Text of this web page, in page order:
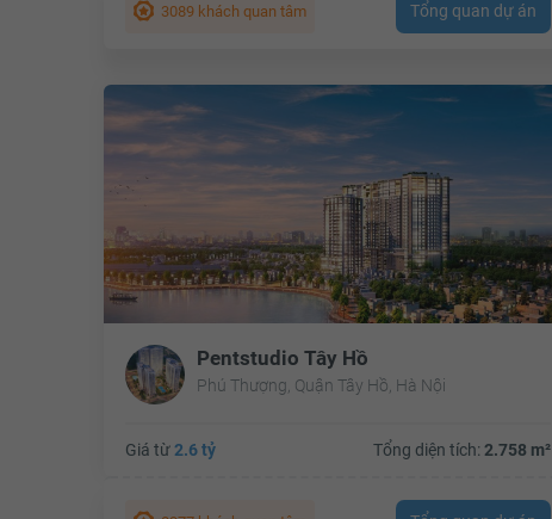
3089 khách quan tâm Tổng quan dự án
Pentstudio Tây Hồ
Phú Thượng, Quận Tây Hồ, Hà Nội
Giá từ2.6 tỷ Tổng diện tích: 2.758 m²